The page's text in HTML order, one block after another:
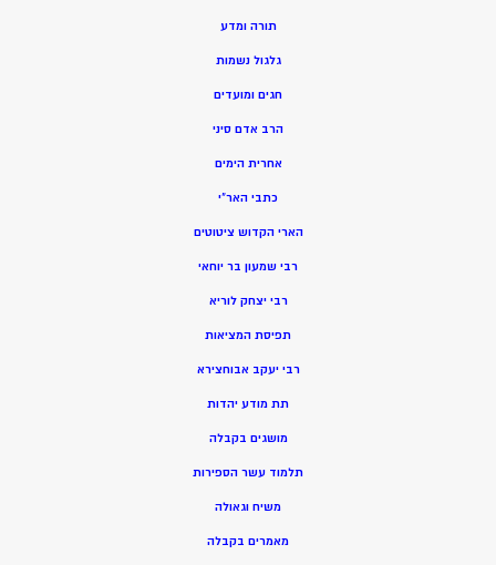
תורה ומדע
גלגול נשמות
חגים ומועדים
הרב אדם סיני
אחרית הימים
כתבי האר”י
הארי הקדוש ציטוטים
רבי שמעון בר יוחאי
רבי יצחק לוריא
תפיסת המציאות
רבי יעקב אבוחצירא
תת מודע יהדות
מושגים בקבלה
תלמוד עשר הספירות
משיח וגאולה
מאמרים בקבלה